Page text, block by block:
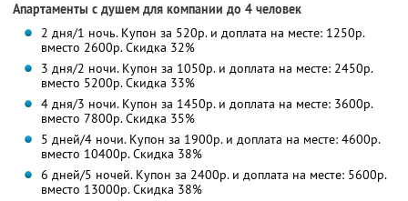
Апартаменты с душем для компании до 4 человек
2 дня/1 ночь. Купон за 520р. и доплата на месте: 1250р.
вместо 2600р.Скидка 32%
3 дня/2 ночи. Купон за 1050р. и доплата на месте: 2450р.
вместо 5200р.Скидка 33%
4 дня/3 ночи. Купон за 1450р. и доплата на месте: 3600р.
вместо 7800р.Скидка 35%
5 дней/4 ночи. Купон за 1900р. и доплата на месте: 4600р.
вместо 10400р.Скидка 38%
6 дней/5 ночей. Купон за 2400р. и доплата на месте: 5600р.
вместо 13000р.Скидка 38%